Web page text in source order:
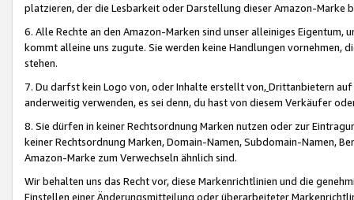
platzieren, der die Lesbarkeit oder Darstellung dieser Amazon-Marke
6. Alle Rechte an den Amazon-Marken sind unser alleiniges
kommt alleine uns zugute. Sie werden keine Handlungen vornehmen,
stehen.
7. Du darfst kein Logo von, oder Inhalte erstellt von,Drittanbietern auf
anderweitig verwenden, es sei denn, du hast von diesem Verkäufer
8. Sie dürfen in keiner Rechtsordnung Marken nutzen oder zur
keiner Rechtsordnung Marken, Domain-Namen, Subdomain-Namen,
Amazon-Marke zum Verwechseln ähnlich sind.
Wir behalten uns das Recht vor, diese Markenrichtlinien und die
Einstellen einer Änderungsmitteilung oder überarbeiteter